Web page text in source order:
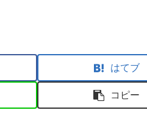
はてブ
コピー